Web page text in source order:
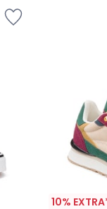
10%